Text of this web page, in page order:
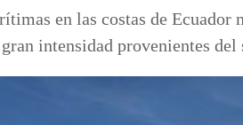
en las costas de Ecuador
intensidad provenientes